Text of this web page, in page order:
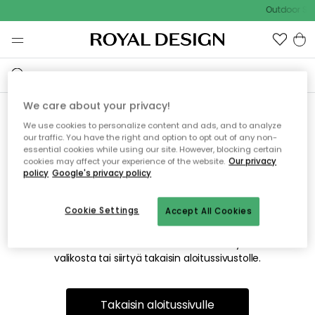
Outdoor
Emme valitettavasti löydä
etsimääsi sivua
Tämä voi johtua siitä, että sivua ei enää ole tai siitä, että se
on siirretty muualle. Pahoittelemme tästä mahdollisesti
valikosta tai siirtyä takaisin aloitussivustolle.
Takaisin aloitussivulle
We care about your privacy!
We use cookies to personalize content and ads, and to analyze
our traffic. You have the right and option to opt out of any non-
essential cookies while using our site. However, blocking certain
cookies may affect your experience of the website. Our privacy
policy Google's privacy policy
Accept All Cookies
Cookie Settings